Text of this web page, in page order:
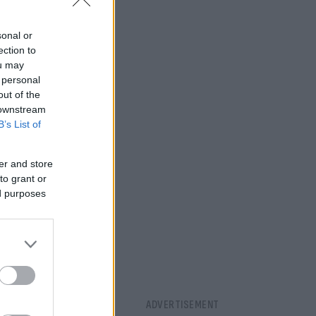
or
to
may
of the
List of
and store
grant or
purposes